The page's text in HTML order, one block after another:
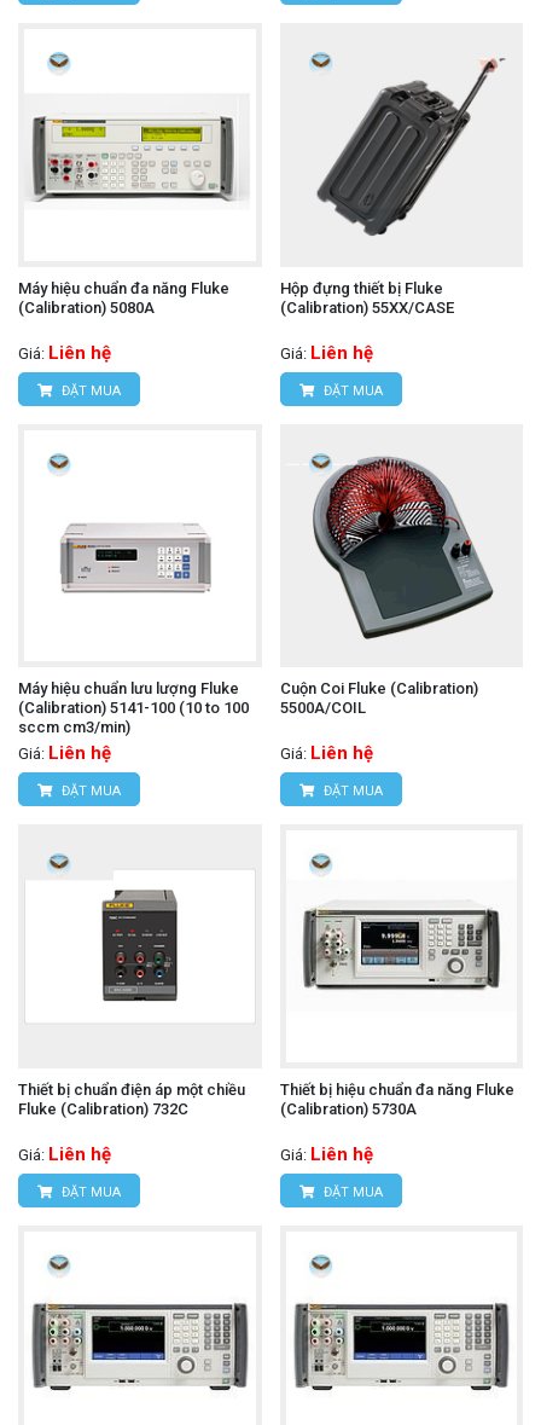
Máy hiệu chuẩn đa năng Fluke
(Calibration) 5080A
Giá: Liên hệ
ĐẶT MUA
Hộp đựng thiết bị Fluke
(Calibration) 55XX/CASE
Giá: Liên hệ
ĐẶT MUA
Máy hiệu chuẩn lưu lượng Fluke
(Calibration) 5141-100 (10 to 100
sccm cm3/min)
Giá: Liên hệ
ĐẶT MUA
Cuộn Coi Fluke (Calibration)
5500A/COIL
Giá: Liên hệ
ĐẶT MUA
Thiết bị chuẩn điện áp một chiều
Fluke (Calibration) 732C
Giá: Liên hệ
ĐẶT MUA
Thiết bị hiệu chuẩn đa năng Fluke
(Calibration) 5730A
Giá: Liên hệ
ĐẶT MUA